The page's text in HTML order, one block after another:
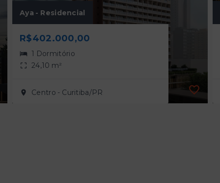
Aya - Residencial
R$402.000,00
1 Dormitório
24,10 m²
Centro - Curitiba/PR